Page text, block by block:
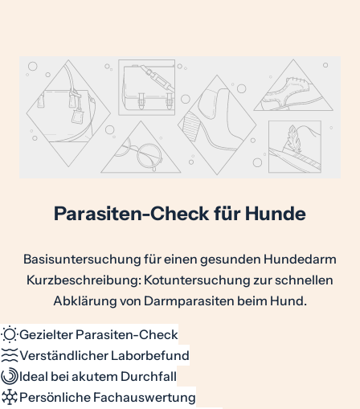
Parasiten-Check für Hunde
Basisuntersuchung für einen gesunden Hundedarm
Kurzbeschreibung: Kotuntersuchung zur schnellen
Abklärung von Darmparasiten beim Hund.
Gezielter Parasiten-Check
Verständlicher Laborbefund
Ideal bei akutem Durchfall
Persönliche Fachauswertung